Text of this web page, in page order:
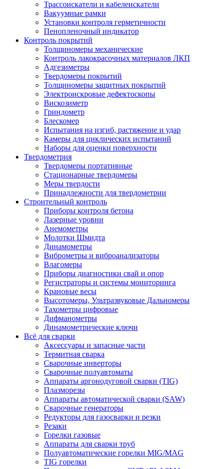
Трассоискатели и кабелеискатели
Вакуумные рамки
Установки контроля герметичности
Пенопленочный индикатор
Контроль покрытий
Толщиномеры механические
Контроль лакокрасочных материалов ЛКП
Адгезиметры
Твердомеры покрытий
Толщиномеры защитных покрытий
Электроискровые дефектоскопы
Вискозиметр
Гриндометр
Блескомер
Испытания на изгиб, растяжение и удар
Камеры для циклических испытаний
Наборы для оценки поверхности
Твердометрия
Твердомеры портативные
Стационарные твердомеры
Меры твердости
Принадлежности для твердометрии
Строительный контроль
Приборы контроля бетона
Лазерные уровни
Анемометры
Молотки Шмидта
Динамометры
Виброметры и виброанализаторы
Влагомеры
Приборы диагностики свай и опор
Регистраторы и системы мониторинга
Крановые весы
Высотомеры, Ультразвуковые Дальномеры
Тахометры цифровые
Дифманометры
Динамометрические ключи
Всё для сварки
Аксессуары и запасные части
Термитная сварка
Сварочные инверторы
Сварочные полуавтоматы
Аппараты аргонодуговой сварки (TIG)
Плазморезы
Аппараты автоматической сварки (SAW)
Сварочные генераторы
Редукторы для газосварки и резки
Резаки
Горелки газовые
Аппараты для сварки труб
Полуавтоматические горелки MIG/MAG
TIG горелки